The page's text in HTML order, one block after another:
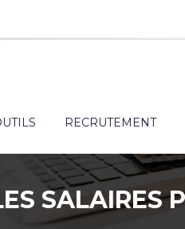
RECRUTEMENT
SALAIRES